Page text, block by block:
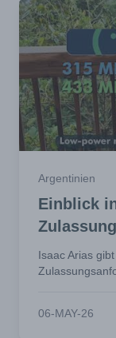
Argentinien
Einblick
Isaac Arias
06-MAY-26